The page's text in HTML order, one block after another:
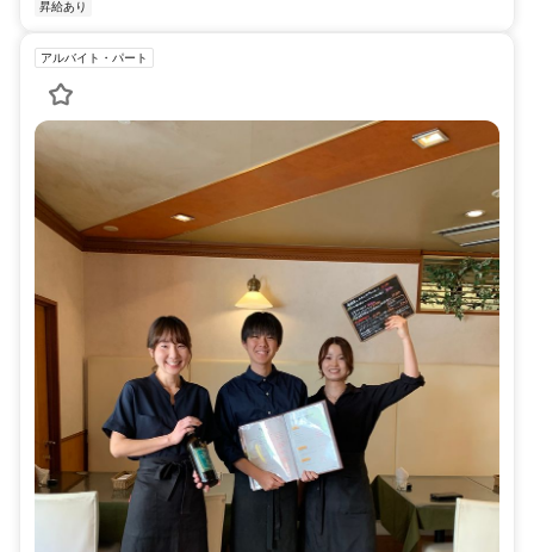
昇給あり
アルバイト・パート